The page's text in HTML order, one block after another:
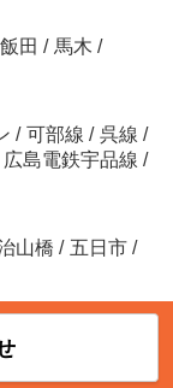
田 / 馬木 /
/ 可部線 / 呉線 /
広島電鉄宇品線 /
山橋 / 五日市 /